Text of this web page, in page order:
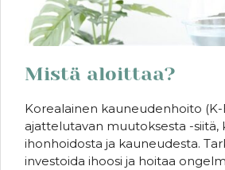
Mistä aloittaa?
Korealainen kauneudenhoito
ajattelutavan muutoksesta -siitä,
ihonhoidosta ja kauneudesta.
investoida ihoosi ja hoitaa